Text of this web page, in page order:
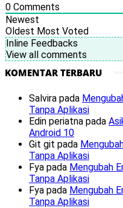
0 Comments
Newest
Oldest Most Voted
Inline Feedbacks
View all comments
KOMENTAR TERBARU
Salvira pada
Tanpa Aplikasi
Edin periatna pada
Android 10
Git git pada
Tanpa Aplikasi
Fya pada Mengubah
Tanpa Aplikasi
Fya pada Mengubah
Tanpa Aplikasi